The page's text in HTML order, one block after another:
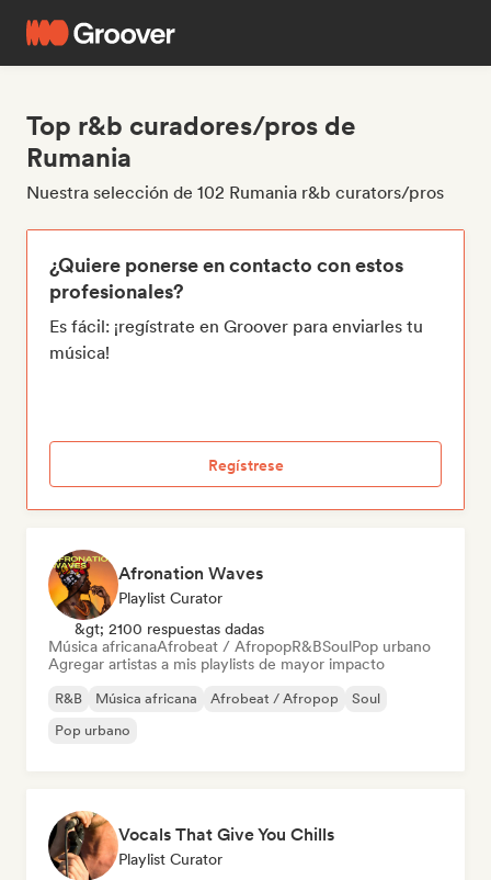
Top r&b curadores/pros de
Rumania
Nuestra selección de 102 Rumania r&b curators/pros
¿Quiere ponerse en contacto con estos
profesionales?
Es fácil: ¡regístrate en Groover para enviarles tu
música!
Regístrese
Afronation Waves
Playlist Curator
&gt; 2100 respuestas dadas
Música africanaAfrobeat / AfropopR&BSoulPop urbano
Agregar artistas a mis playlists de mayor impacto
R&B Música africana Afrobeat / Afropop
Soul
Pop urbano
Vocals That Give You Chills
Playlist Curator